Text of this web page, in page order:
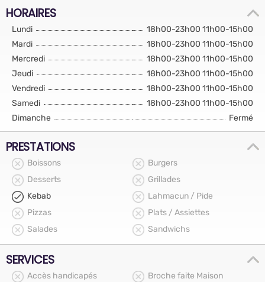
HORAIRES
Lundi
18h00-23h00 11h00-15h00
Mardi
18h00-23h00 11h00-15h00
Mercredi
18h00-23h00 11h00-15h00
Jeudi
18h00-23h00 11h00-15h00
Vendredi
18h00-23h00 11h00-15h00
Samedi
18h00-23h00 11h00-15h00
Dimanche
Fermé
PRESTATIONS
Boissons
Burgers
Desserts
Grillades
Kebab
Lahmacun / Pide
Pizzas
Plats / Assiettes
Salades
Sandwichs
SERVICES
Accès handicapés
Broche faite Maison